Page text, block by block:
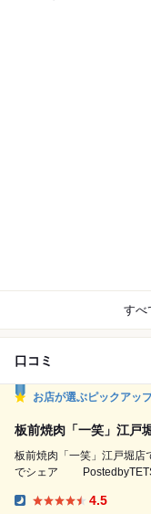
すべ
口コミ
お店が選ぶピックアッ
板前焼肉「一笑」江戸
板前焼肉「一笑」江戸堀店
でシェア PostedbyTETSU 板前焼肉「一笑」江戸堀店で美味しい肉を
ーがオシャレです。 今回は2Fのテーブル席にしました。 なんといって
4.5